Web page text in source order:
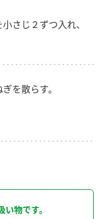
さじ２ずつ入れ、
を散らす。
物です。